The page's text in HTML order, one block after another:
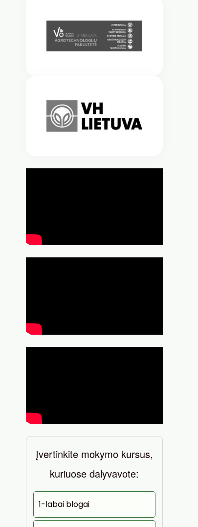
Įvertinkite mokymo kursus,
kuriuose dalyvavote:
1-labai blogai